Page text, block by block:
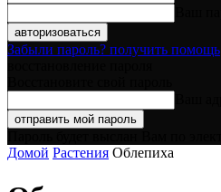
Забыли пароль? получить помощь
Домой Растения Облепиха